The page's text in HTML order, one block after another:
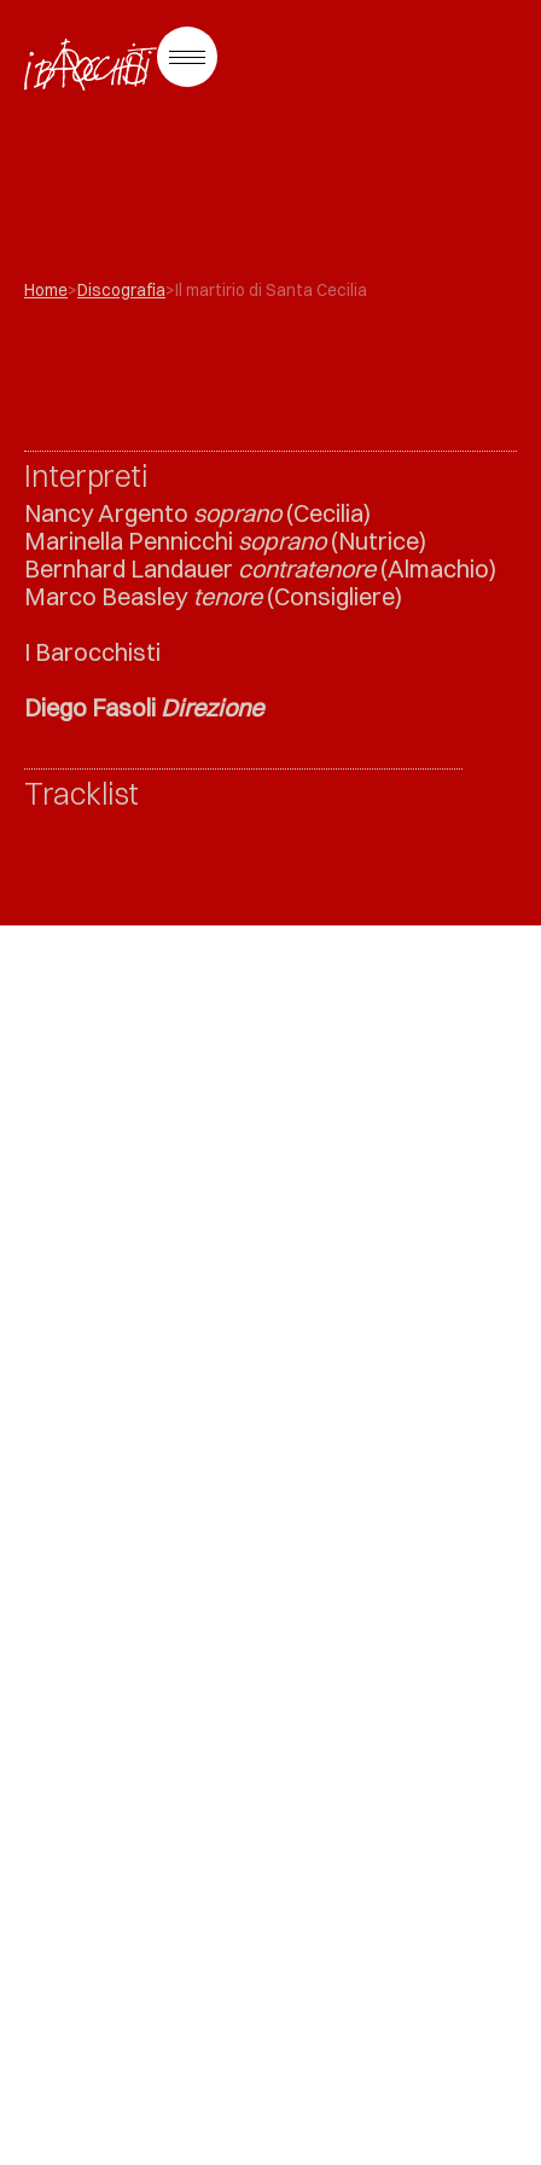
Home>Discografia>Il martirio di Santa Cecilia
Interpreti
Nancy Argento soprano(Cecilia)
Marinella Pennicchi soprano(Nutrice)
Bernhard Landauer contratenore(Almachio)
Marco Beasley tenore(Consigliere)
I Barocchisti
Diego Fasoli Direzione
Tracklist